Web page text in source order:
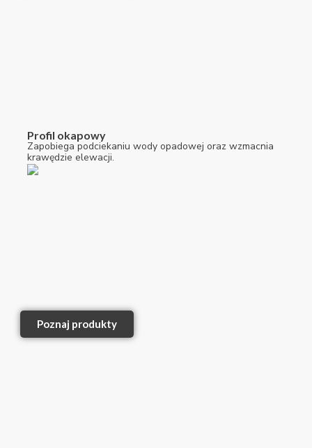
Profil okapowy
Zapobiega podciekaniu wody opadowej oraz wzmacnia
krawędzie elewacji.
Poznaj produkty